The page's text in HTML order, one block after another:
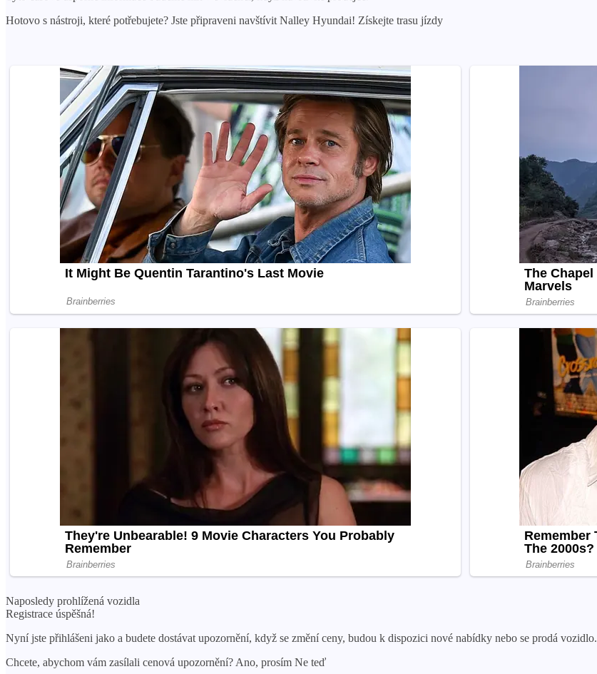
Hotovo s nástroji, které potřebujete? Jste připraveni navštívit Nalley Hyundai! Získejte trasu jízdy
Naposledy prohlížená vozidla
Registrace úspěšná!
Nyní jste přihlášeni jako a budete dostávat upozornění, když se změní ceny, budou k dispozici nové nabídky nebo se prodá vozidlo.
Chcete, abychom vám zasílali cenová upozornění? Ano, prosím Ne teď